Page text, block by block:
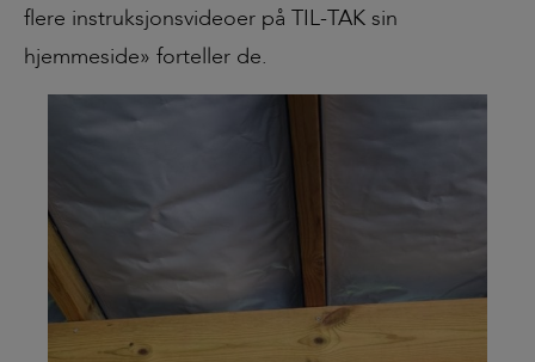
flere instruksjonsvideoer på TIL-TAK sin
hjemmeside» forteller de.